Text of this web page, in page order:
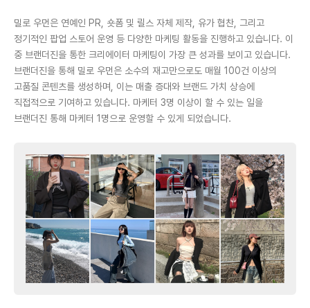
밀로 우먼은 연예인 PR, 숏폼 및 릴스 자체 제작, 유가 협찬, 그리고
정기적인 팝업 스토어 운영 등 다양한 마케팅 활동을 진행하고 있습니다. 이
중 브랜더진을 통한 크리에이터 마케팅이 가장 큰 성과를 보이고 있습니다.
브랜더진을 통해 밀로 우먼은 소수의 재고만으로도 매월 100건 이상의
고품질 콘텐츠를 생성하며, 이는 매출 증대와 브랜드 가치 상승에
직접적으로 기여하고 있습니다. 마케터 3명 이상이 할 수 있는 일을
브랜더진 통해 마케터 1명으로 운영할 수 있게 되었습니다.